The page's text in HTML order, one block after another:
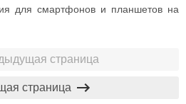
для смартфонов и планшетов на
страница
страница